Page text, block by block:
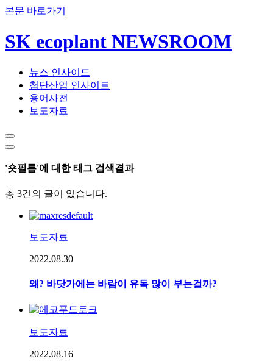
본문 바로가기
SK ecoplant NEWSROOM
뉴스 인사이드
첨단산업 인사이트
용어사전
보도자료
'숏필름'에 대한 태그 검색결과
총 3건의 글이 있습니다.
보도자료
2022.08.30
왜? 바닷가에는 바람이 유독 많이 부는걸까?
보도자료
2022.08.16